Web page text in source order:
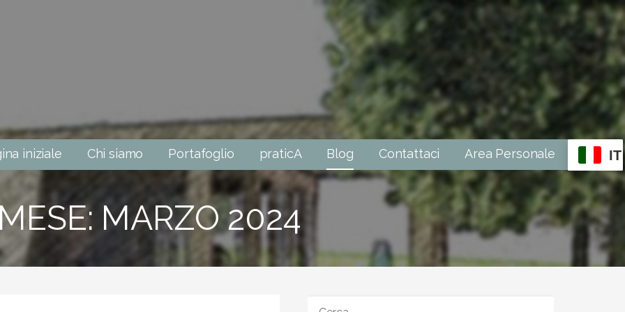
iniziale Chi siamo Portafoglio praticA Blog Contattaci Area Personale IT
MESE: MARZO 2024